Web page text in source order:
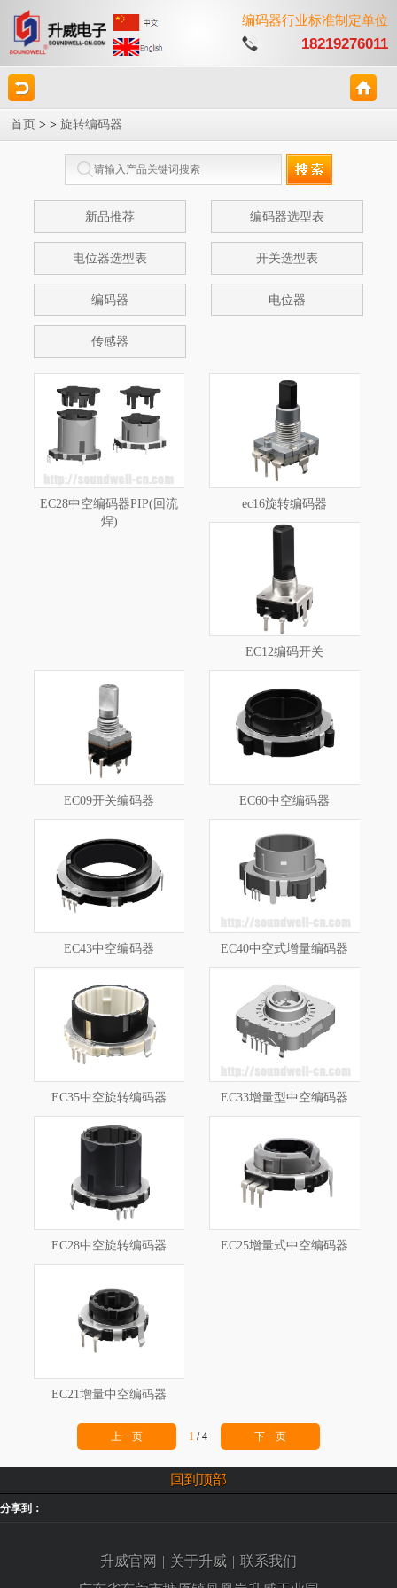
编码器行业标准制定单位
18219276011
首页 > > 旋转编码器
新品推荐 编码器选型表
电位器选型表 开关选型表
编码器 电位器
传感器
EC28中空编码器PIP(回流
焊)
ec16旋转编码器
EC12编码开关
EC09开关编码器 EC60中空编码器
EC43中空编码器 EC40中空式增量编码器
EC35中空旋转编码器 EC33增量型中空编码器
EC28中空旋转编码器 EC25增量式中空编码器
EC21增量中空编码器
上一页 1 /4 下一页
回到顶部
分享到：
升威官网 | 关于升威 | 联系我们